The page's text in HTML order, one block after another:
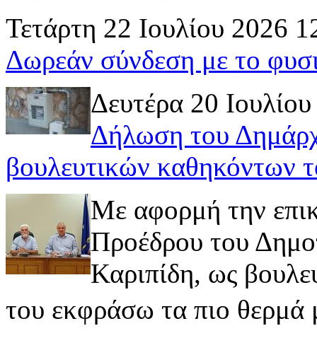
Τετάρτη 22 Ιουλίου 2026
Δωρεάν σύνδεση με το
Δευτέρα 20
Δήλωση του
βουλευτικών καθηκόντων
Με αφορμή την
Προέδρου του
Καριπίδη, ως
του εκφράσω τα πιο